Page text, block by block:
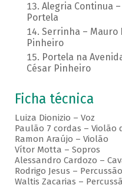
Alegria Continua
Portela
Serrinha – Mauro
Pinheiro
Portela na
César Pinheiro
Ficha técnica
Luiza Dionizio – Voz
Paulão 7 cordas – Violão
Ramon Araújo – Violão
Vítor Motta – Sopros
Alessandro Cardozo –
Rodrigo Jesus – Percussão
Waltis Zacarias –